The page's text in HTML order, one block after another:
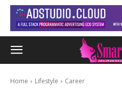
Home Lifestyle Career